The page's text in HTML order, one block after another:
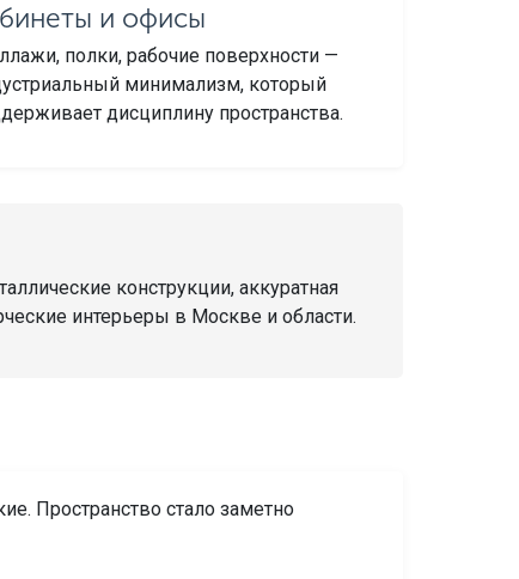
и офисы
полки, рабочие поверхности —
минимализм, который
дисциплину пространства.
конструкции, аккуратная
интерьеры в Москве и области.
Пространство стало заметно